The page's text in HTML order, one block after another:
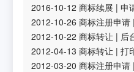
2016-10-12 商标续展 |申
2012-10-26 商标注册申请
2012-10-22 商标转让 | 后
2012-04-13 商标转让 |打
2012-03-20 商标注册申请